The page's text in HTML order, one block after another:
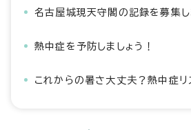
名古屋城現天守閣の記録を募集し
熱中症を予防しましょう！
これからの暑さ大丈夫？熱中症リ